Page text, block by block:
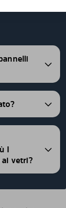
I
vetri?